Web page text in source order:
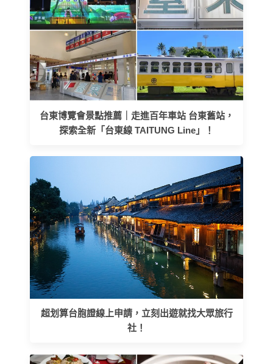
台東博覽會景點推薦｜走進百年車站 台東舊站，
探索全新「台東線 TAITUNG Line」！
超划算台胞證線上申請，立刻出遊就找大眾旅行
社！